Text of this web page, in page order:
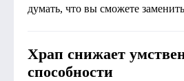
думать, что вы сможете
Храп снижает
способности